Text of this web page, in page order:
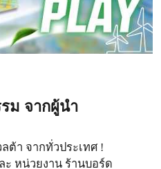
ม จากผู้นำ
ต้า จากทั่วประเทศ !
ะ หน่วยงาน ร้านบอร์ด